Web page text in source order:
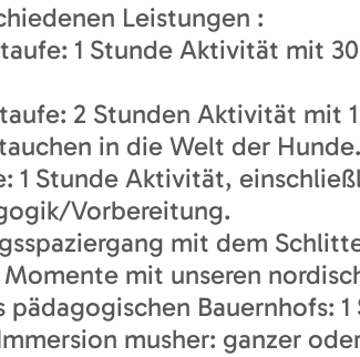
Leistungen :
1 Stunde Aktivität mit
2 Stunden Aktivität mit
in die Welt der Hunde.
1 Stunde Aktivität,
Vorbereitung.
mit dem
mit unseren
pädagogischen Bauernhofs:
musher: ganzer